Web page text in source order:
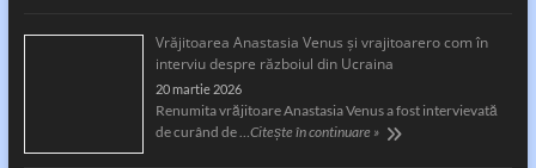
Vrăjitoarea Anastasia Venus și vrajitoarero com în
interviu despre războiul din Ucraina
20 martie 2026
Renumita vrăjitoare Anastasia Venus a fost intervievată
de curând de …Citește în continuare »